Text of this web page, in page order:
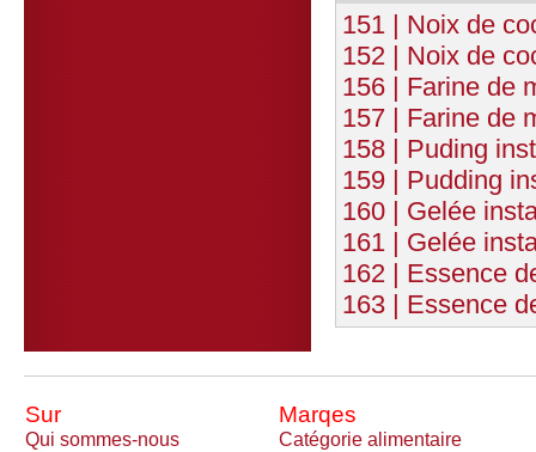
151 | Noix de
152 | Noix de
156 | Farine de
157 | Farine de
158 | Puding
159 | Pudding
160 | Gelée
161 | Gelée
162 | Essence
163 | Essence
Sur Marqes
Qui sommes-nous
Catégorie alimentaire